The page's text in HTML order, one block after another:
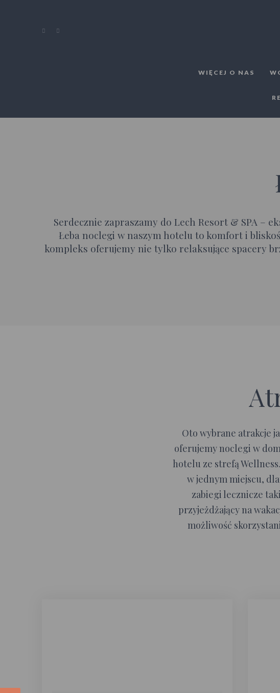
WIĘCEJ O NAS
Serdecznie zapraszamy do Lech Resort & SPA –
Łeba noclegi w naszym hotelu to komfort i
kompleks oferujemy nie tylko relaksujące spacery
Oto wybrane atrakcje
oferujemy noclegi w
hotelu ze strefą
w jednym miejscu,
zabiegi lecznicze
przyjeżdżający na
możliwość